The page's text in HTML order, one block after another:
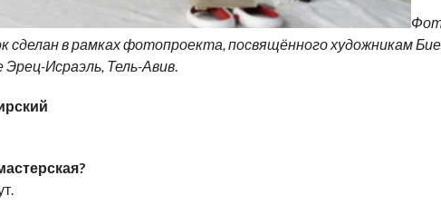
в рамках фотопроекта, посвящённого художникам
Эрец-Исраэль, Тель-Авив.